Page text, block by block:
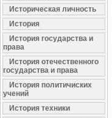
Историческая личность
История
История государства и
права
История отечественного
государства и права
История политичиских
учений
История техники